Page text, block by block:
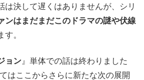
は決して遅くはありませんが、シリ
ンはまだまだこのドラマの謎や伏線
す。
ョン 』単体での話は終わりました
はここからさらに新たな次の展開